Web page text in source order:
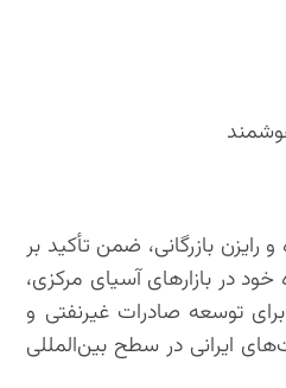
بازرگانی، ضمن تأکید بر
خود در بازارهای آسیای مرکزی،
توسعه صادرات غیرنفتی و
ایرانی در سطح بین‌المللی